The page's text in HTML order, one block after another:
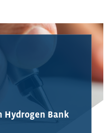
Hydrogen Bank